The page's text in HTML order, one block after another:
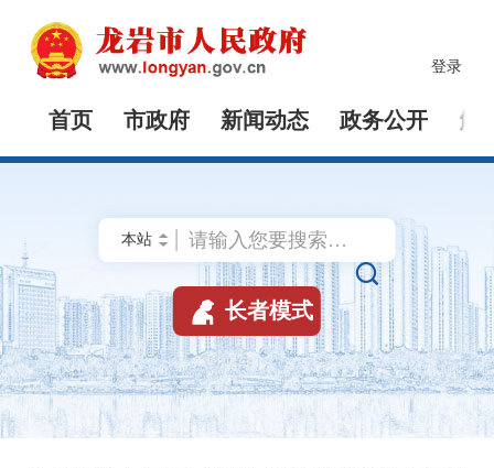
登录
首页 市政府 新闻动态 政务公开 解

 长者模式